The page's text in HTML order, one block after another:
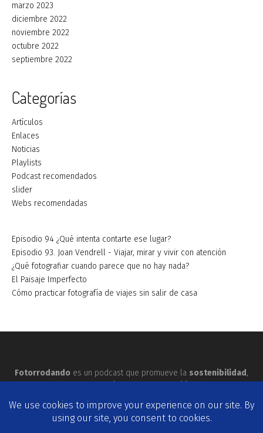
marzo 2023
diciembre 2022
noviembre 2022
octubre 2022
septiembre 2022
Categorías
Artículos
Enlaces
Noticias
Playlists
Podcast recomendados
slider
Webs recomendadas
Episodio 94 ¿Qué intenta contarte ese lugar?
Episodio 93. Joan Vendrell - Viajar, mirar y vivir con atención
¿Qué fotografiar cuando parece que no hay nada?
El Paisaje Imperfecto
Cómo practicar fotografía de viajes sin salir de casa
Fotorrodando es un podcast que promueve la sostenibilidad,